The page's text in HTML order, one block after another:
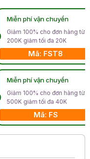
Miễn phí vận chuyển
Giảm 100% cho đơn hàng từ
200K giảm tối đa 20K
Mã: FST8
Miễn phí vận chuyển
Giảm 100% cho đơn hàng từ
500K giảm tối đa 40K
Mã: FS